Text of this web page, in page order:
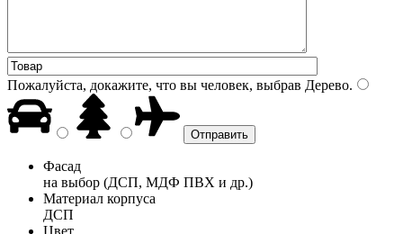
Пожалуйста, докажите, что вы человек, выбрав Дерево.
Фасад
на выбор (ДСП, МДФ ПВХ и др.)
Материал корпуса
ДСП
Цвет